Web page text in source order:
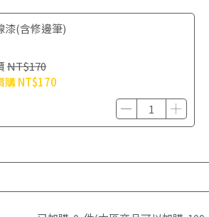
漆(含修邊筆)
NT$170
購NT$170